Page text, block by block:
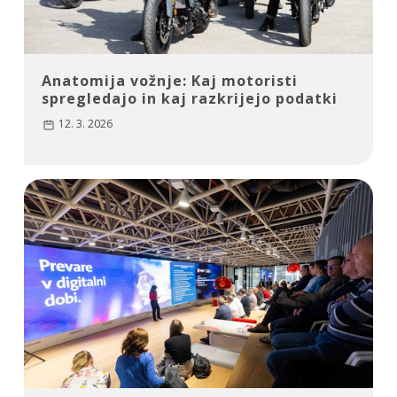
Anatomija vožnje: Kaj motoristi
spregledajo in kaj razkrijejo podatki
12. 3. 2026